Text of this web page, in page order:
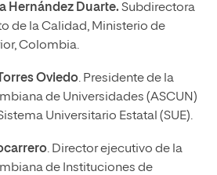
Hernández Duarte. Subdirectora
de la Calidad, Ministerio de
Colombia.
Oviedo. Presidente de la
de Universidades (ASCUN)
Universitario Estatal (SUE).
. Director ejecutivo de la
de Instituciones de